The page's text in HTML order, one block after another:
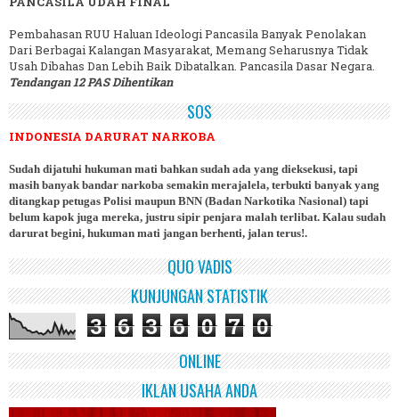
Pembahasan RUU Haluan Ideologi Pancasila Banyak Penolakan
Dari Berbagai Kalangan Masyarakat, Memang Seharusnya Tidak
Usah Dibahas Dan Lebih Baik Dibatalkan. Pancasila Dasar Negara.
Tendangan 12 PAS Dihentikan
SOS
INDONESIA DARURAT NARKOBA
Sudah dijatuhi hukuman mati bahkan sudah ada yang dieksekusi, tapi
masih banyak bandar narkoba semakin merajalela, terbukti banyak yang
ditangkap petugas Polisi maupun BNN (Badan Narkotika Nasional) tapi
belum kapok juga mereka, justru sipir penjara malah terlibat. Kalau sudah
darurat begini, hukuman mati jangan berhenti, jalan terus!.
QUO VADIS
KUNJUNGAN STATISTIK
3 6 3 6 0 7 0
ONLINE
IKLAN USAHA ANDA